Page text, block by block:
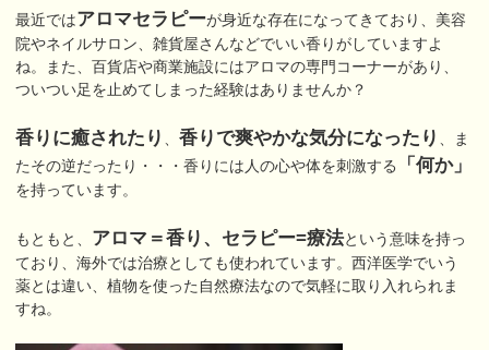
最近ではアロマセラピーが身近な存在になってきており、美容
院やネイルサロン、雑貨屋さんなどでいい香りがしていますよ
ね。また、百貨店や商業施設にはアロマの専門コーナーがあり、
ついつい足を止めてしまった経験はありませんか？
香りに癒されたり 、香りで爽やかな気分になったり
、ま
たその逆だったり・・・香りには人の心や体を刺激する
「何か」
を持っています。
もともと、 アロマ＝香り、セラピー=療法という意味を持っ
ており、海外では治療としても使われています。西洋医学でいう
薬とは違い、植物を使った自然療法なので気軽に取り入れられま
すね。